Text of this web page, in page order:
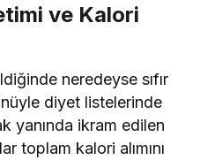
ve Kalori
neredeyse sıfır
diyet listelerinde
yanında ikram edilen
toplam kalori alımını